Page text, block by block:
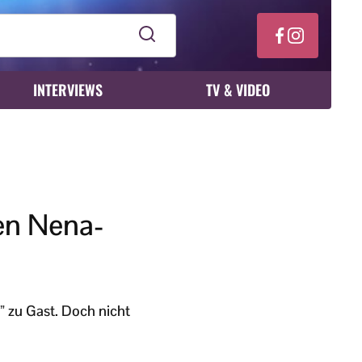
INTERVIEWS TV & VIDEO
Nena-
zu Gast. Doch nicht